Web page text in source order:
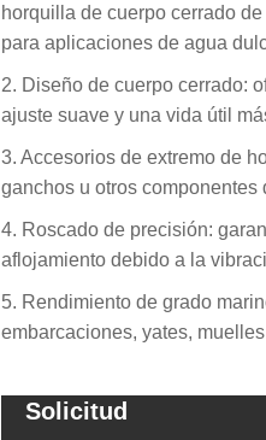
horquilla de cuerpo cerrado
para aplicaciones de agua
2. Diseño de cuerpo cerrado:
ajuste suave y una vida útil
3. Accesorios de extremo de
ganchos u otros
4. Roscado de precisión:
aflojamiento debido a la
5. Rendimiento de grado
embarcaciones, yates,
Solicitud